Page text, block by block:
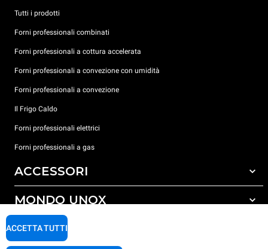
Tutti i prodotti
Forni professionali combinati
Forni professionali a cottura accelerata
Forni professionali a convezione con umidità
Forni professionali a convezione
Il Frigo Caldo
Forni professionali elettrici
Forni professionali a gas
ACCESSORI
Tutti gli accessori
Detergenti per lavaggio automatico
Detergenti per lavaggio manuale
MONDO UNOX
Le nostre sedi nel mondo
SUPPORTO
ACCETTA TUTTI